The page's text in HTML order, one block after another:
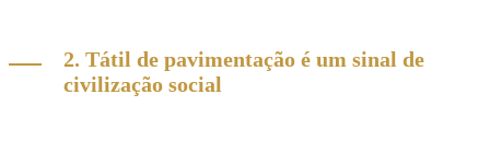
2. Tátil de pavimentação é um sinal de
civilização social